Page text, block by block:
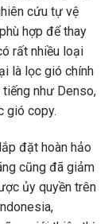
cứu tự vệ
hợp để thay
rất nhiều loại
là lọc gió chính
như Denso,
gió copy.
đặt hoàn hảo
cũng đã giảm
ủy quyền trên